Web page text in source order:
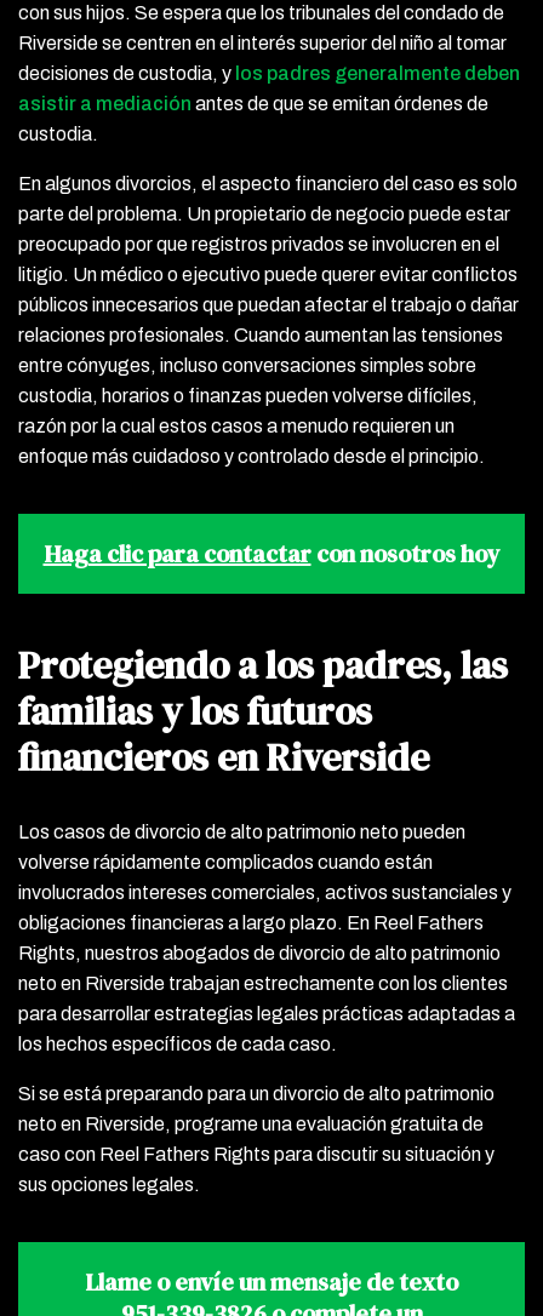
con sus hijos. Se espera que los tribunales del condado de
Riverside se centren en el interés superior del niño al tomar
decisiones de custodia, y los padres generalmente deben
asistir a mediación antes de que se emitan órdenes de
custodia.
En algunos divorcios, el aspecto financiero del caso es solo
parte del problema. Un propietario de negocio puede estar
preocupado por que registros privados se involucren en el
litigio. Un médico o ejecutivo puede querer evitar conflictos
públicos innecesarios que puedan afectar el trabajo o dañar
relaciones profesionales. Cuando aumentan las tensiones
entre cónyuges, incluso conversaciones simples sobre
custodia, horarios o finanzas pueden volverse difíciles,
razón por la cual estos casos a menudo requieren un
enfoque más cuidadoso y controlado desde el principio.
Haga clic para contactarcon nosotros hoy
Protegiendo a los padres, las
familias y los futuros
financieros en Riverside
Los casos de divorcio de alto patrimonio neto pueden
volverse rápidamente complicados cuando están
involucrados intereses comerciales, activos sustanciales y
obligaciones financieras a largo plazo. En Reel Fathers
Rights, nuestros abogados de divorcio de alto patrimonio
neto en Riverside trabajan estrechamente con los clientes
para desarrollar estrategias legales prácticas adaptadas a
los hechos específicos de cada caso.
Si se está preparando para un divorcio de alto patrimonio
neto en Riverside, programe una evaluación gratuita de
caso con Reel Fathers Rights para discutir su situación y
sus opciones legales.
Llame o envíe un mensaje de texto